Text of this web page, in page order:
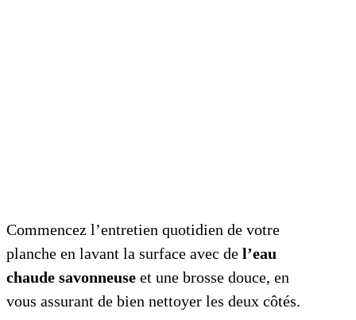
Commencez l’entretien quotidien de votre
planche en lavant la surface avec de l’eau
chaude savonneuse et une brosse douce, en
vous assurant de bien nettoyer les deux côtés.